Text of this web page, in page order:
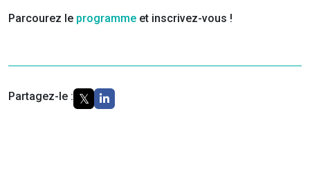
Parcourez le programme et inscrivez-vous !
Partagez-le :